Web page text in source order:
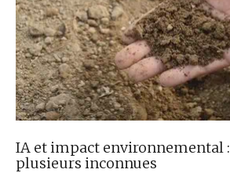
IA et impact environnemental
plusieurs inconnues